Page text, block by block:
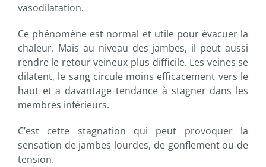
vasodilatation.
Ce phénomène est normal et utile pour évacuer la
chaleur. Mais au niveau des jambes, il peut aussi
rendre le retour veineux plus difficile. Les veines se
dilatent, le sang circule moins efficacement vers le
haut et a davantage tendance à stagner dans les
membres inférieurs.
C’est cette stagnation qui peut provoquer la
sensation de jambes lourdes, de gonflement ou de
tension.